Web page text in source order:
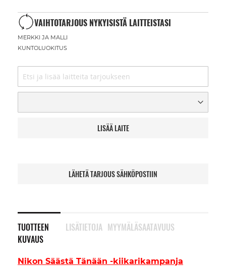
VAIHTOTARJOUS NYKYISISTÄ LAITTEISTASI
MERKKI JA MALLI
KUNTOLUOKITUS
LISÄÄ LAITE
LÄHETÄ TARJOUS SÄHKÖPOSTIIN
TUOTTEEN
KUVAUS
Nikon Säästä Tänään -kiikarikampanja
LISÄTIETOJA MYYMÄLÄSAATAVUUS